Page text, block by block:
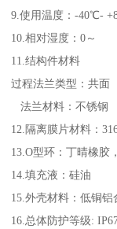
9.使用温度：-40℃-
10.相对湿度：0～
11.结构件材料
过程法兰类型：共
法兰材料：不锈
12.隔离膜片材料：
13.O型环：丁晴橡胶
14.填充液：硅油
15.外壳材料：低铜铝
16.总体防护等级: